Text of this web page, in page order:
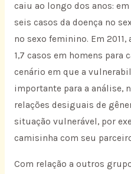
caiu ao longo dos anos:
seis casos da doença no
no sexo feminino. Em
1,7 casos em homens para
cenário em que a
importante para a análise,
relações desiguais de
situação vulnerável, por
camisinha com seu
Com relação a outros